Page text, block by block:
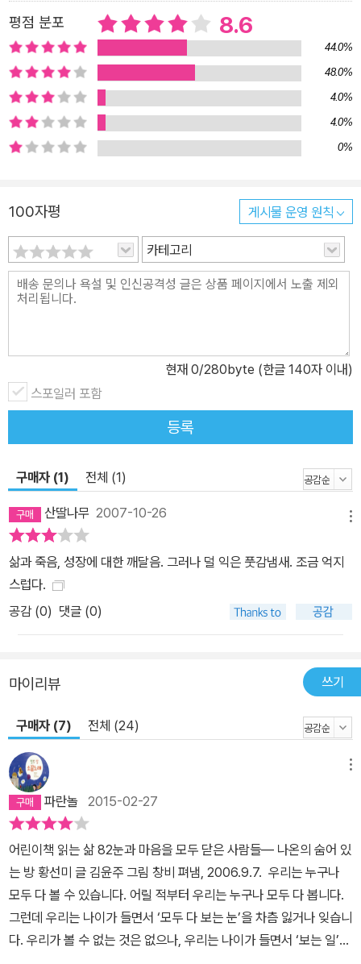
평점 분포 8.6
44.0%
48.0%
4.0%
4.0%
0%
100자평 게시물 운영 원칙
카테고리
현재 0/280byte (한글 140자 이내)
스포일러 포함
등록
구매자 (1) 전체 (1)
산딸나무 2007-10-26
삶과 죽음, 성장에 대한 깨달음. 그러나 덜 익은 풋감냄새. 조금 억지
스럽다.
공감 (0) 댓글 (0)
마이리뷰 쓰기
구매자 (7) 전체 (24)
파란놀 2015-02-27
어린이책 읽는 삶 82눈과 마음을 모두 닫은 사람들― 나온의 숨어 있
는 방 황선미 글 김윤주 그림 창비 펴냄, 2006.9.7. 우리는 누구나
모두 다 볼 수 있습니다. 어릴 적부터 우리는 누구나 모두 다 봅니다.
그런데 우리는 나이가 들면서 ‘모두 다 보는 눈’을 차츰 잃거나 잊습니
다. 우리가 볼 수 없는 것은 없으나, 우리는 나이가 들면서 ‘보는 일’을